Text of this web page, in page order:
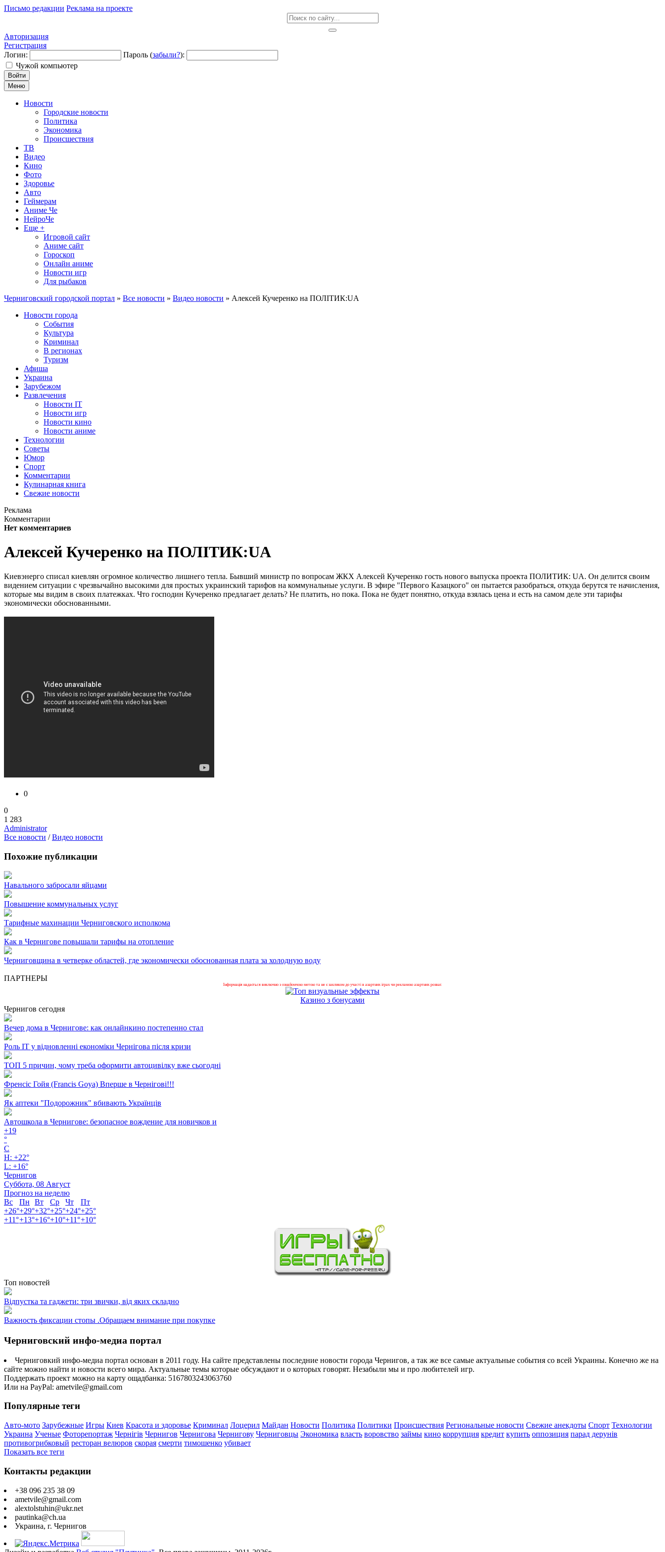
Письмо редакции Реклама на проекте
Авторизация
Регистрация
Логин:
Пароль (забыли?):
Чужой компьютер
Войти
Меню
Новости
Городские новости
Политика
Экономика
Происшествия
ТВ
Видео
Кино
Фото
Здоровье
Авто
Геймерам
Аниме Че
НейроЧе
Еще +
Игровой сайт
Аниме сайт
Гороскоп
Онлайн аниме
Новости игр
Для рыбаков
Черниговский городской портал » Все новости » Видео новости » Алексей Кучеренко на ПОЛІТИК:UA
Новости города
События
Культура
Криминал
В регионах
Туризм
Афиша
Украина
Зарубежом
Развлечения
Новости IT
Новости игр
Новости кино
Новости аниме
Технологии
Советы
Юмор
Спорт
Комментарии
Кулинарная книга
Свежие новости
Реклама
Комментарии
Нет комментариев
Алексей Кучеренко на ПОЛІТИК:UA
Киевэнерго списал киевлян огромное количество лишнего тепла. Бывший министр по вопросам ЖКХ Алексей Кучеренко гость нового выпуска проекта ПОЛИТИК: UA. Он делится своим
видением ситуации с чрезвычайно высокими для простых украинский тарифов на коммунальные услуги. В эфире "Первого Казацкого" он пытается разобраться, откуда берутся те начисления,
которые мы видим в своих платежках. Что господин Кучеренко предлагает делать? Не платить, но пока. Пока не будет понятно, откуда взялась цена и есть на самом деле эти тарифы
экономически обоснованными.
0
0
1 283
Administrator
Все новости /Видео новости
Похожие публикации
Навального забросали яйцами
Повышение коммунальных услуг
Тарифные махинации Черниговского исполкома
Как в Чернигове повышали тарифы на отопление
Черниговщина в четверке областей, где экономически обоснованная плата за холодную воду
ПАРТНЕРЫ
Інформація надається виключно з ознайомчою метою та не є закликом до участі в азартних іграх чи рекламою азартних розваг.
Казино з бонусами
Чернигов сегодня
Вечер дома в Чернигове: как онлайнкино постепенно стал
Роль ІТ у відновленні економіки Чернігова після кризи
ТОП 5 причин, чому треба оформити автоцивілку вже сьогодні
Френсіс Гойя (Francis Goya) Вперше в Чернігові!!!
Як аптеки "Подорожник" вбивають Українців
Автошкола в Чернигове: безопасное вождение для новичков и
+19
°
C
H: +22°
L: +16°
Чернигов
Суббота, 08 Август
Прогноз на неделю
Вс
Пн Вт Ср Чт
Пт
+26°+29°+32°+25°+24°+25°
+11°+13°+16°+10°+11°+10°
Топ новостей
Відпустка та гаджети: три звички, від яких складно
Важность фиксации стопы .Обращаем внимание при покупке
Черниговский инфо-медиа портал
Черниговкий инфо-медиа портал основан в 2011 году. На сайте представлены последние новости города Чернигов, а так же все самые актуальные события со всей Украины. Конечно же на
сайте можно найти и новости всего мира. Актуальные темы которые обсуждают и о которых говорят. Незабыли мы и про любителей игр.
Поддержать проект можно на карту ощадбанка: 5167803243063760
Или на PayPal: ametvile@gmail.com
Популярные теги
Авто-мото Зарубежные Игры Киев Красота и здоровье Криминал Лоцерил Майдан Новости Политика Политики Происшествия Региональные новости Свежие анекдоты Спорт Технологии
Украина Ученые Фоторепортаж Чернігів Чернигов Чернигова Чернигову Черниговцы Экономика власть воровство займы кино коррупция кредит купить оппозиция парад дерунів
противогрибковый ресторан велюров скорая смерти тимошенко убивает
Показать все теги
Контакты редакции
+38 096 235 38 09
ametvile@gmail.com
alextolstuhin@ukr.net
pautinka@ch.ua
Украина, г. Чернигов